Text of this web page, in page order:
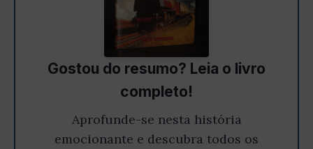
Gostou do resumo? Leia o livro
completo!
Aprofunde-se nesta história
emocionante e descubra todos os